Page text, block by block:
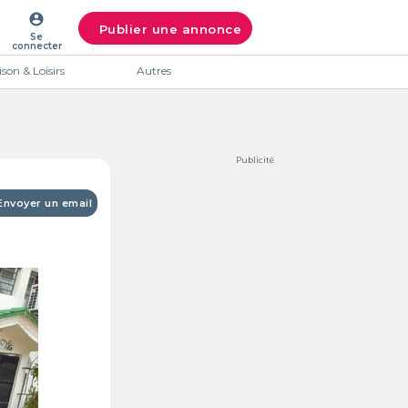
account_circle
Se
connecter
Publier une annonce
& Loisirs Autres
un email
Publicité